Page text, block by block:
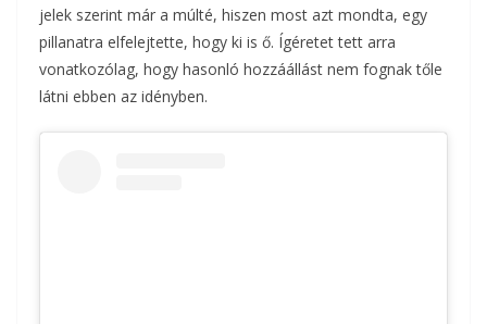
jelek szerint már a múlté, hiszen most azt mondta, egy
pillanatra elfelejtette, hogy ki is ő. Ígéretet tett arra
vonatkozólag, hogy hasonló hozzáállást nem fognak tőle
látni ebben az idényben.